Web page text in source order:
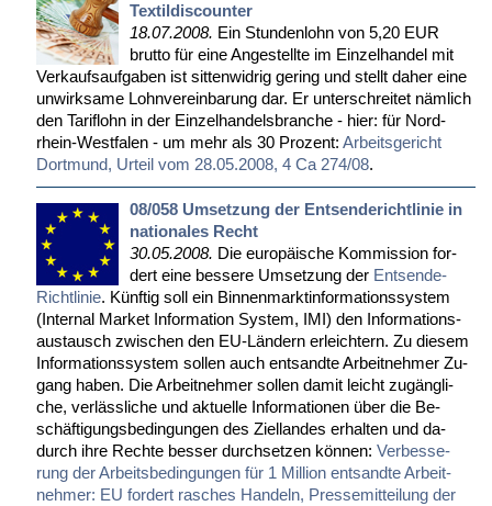
Textildiscounter
18.07.2008. Ein St­un­den­lohn von 5,20 EUR
brut­to für ei­ne An­ge­stell­te im Ein­zel­han­del mit
Ver­kaufs­auf­ga­ben ist sit­ten­wid­rig ge­ring und stellt da­her ei­ne
un­wirk­sa­me Lohn­ver­ein­ba­rung dar. Er un­ter­schrei­tet näm­lich
den Ta­rif­lohn in der Ein­zel­han­dels­bran­che - hier: für Nord­
rhein-West­fa­len - um mehr als 30 Pro­zent: Ar­beits­ge­richt
Dort­mund, Ur­teil vom 28.05.2008, 4 Ca 274/08.
08/058 Umsetzung der Entsenderichtlinie in
nationales Recht
30.05.2008. Die eu­ro­päi­sche Kom­mis­si­on for­
dert ei­ne bes­se­re Um­set­zung der Ent­sen­de-
Richt­li­nie. Künf­tig soll ein Bin­nen­markt­in­for­ma­ti­ons­sys­tem
(In­ter­nal Mar­ket In­for­ma­ti­on Sys­tem, IMI) den In­for­ma­ti­ons­
aus­tausch zwi­schen den EU-Län­dern er­leich­tern. Zu die­sem
In­for­ma­ti­ons­sys­tem sol­len auch ent­sand­te Ar­beit­neh­mer Zu­
gang ha­ben. Die Ar­beit­neh­mer sol­len da­mit leicht zu­gäng­li­
che, ver­läss­li­che und ak­tu­el­le In­for­ma­tio­nen über die Be­
schäf­ti­gungs­be­din­gun­gen des Ziel­lan­des er­hal­ten und da­
durch ih­re Rech­te bes­ser durch­set­zen kön­nen: Ver­bes­se­
rung der Ar­beits­be­din­gun­gen für 1 Mil­li­on ent­sand­te Ar­beit­
neh­mer: EU for­dert ra­sches Han­deln, Pres­se­mit­tei­lung der